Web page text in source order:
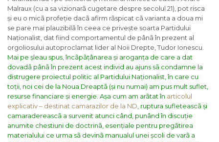
Malraux (cu a sa vizionarã cugetare despre secolul 21), pot risca
și eu o micã profeție dacã afirm rãspicat cã varianta a doua mi
se pare mai plauzibilã în ceea ce privește soarta Partidului
Naționalist, dat fiind comportamentul de pânã în prezent al
orgoliosului autoproclamat lider al Noii Drepte, Tudor Ionescu.
Mai pe șleau spus, încãpãțânarea și aroganța de care a dat
dovadã pânã în prezent acest individ au ajuns sã condamne la
distrugere proiectul politic al Partidului Naționalist, în care cu
toții, noi cei de la Noua Dreaptã (și nu numai) am pus mult suflet,
resurse financiare și energie. Așa cum am arãtat în articolul
explicativ – destinat camarazilor de la ND , ruptura sufleteascã și
camaradereascã a survenit atunci când, punând în discuție
anumite chestiuni de doctrinã, esențiale pentru pregãtirea
materialului ce urma sã devinã manualul unei școli de varã a